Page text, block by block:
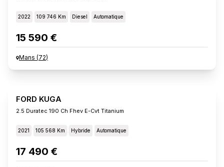
2022 109 746 Km Diesel Automatique
15 590 €
Mans (72)
FORD KUGA
2.5 Duratec 190 Ch Fhev E-Cvt Titanium
2021 105 568 Km Hybride Automatique
17 490 €